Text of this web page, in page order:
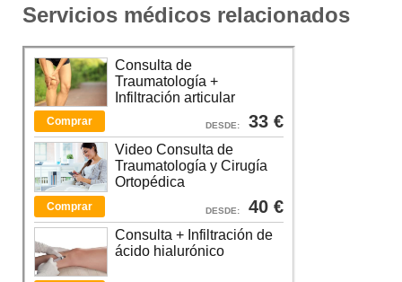
Servicios médicos relacionados